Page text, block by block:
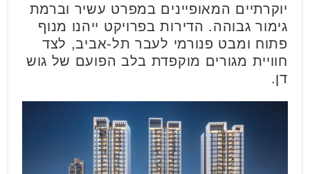
יוקרתיים המאופיינים במפרט עשיר וברמת
גימור גבוהה. הדירות בפרויקט ייהנו מנוף
פתוח ומבט פנורמי לעבר תל-אביב, לצד
חוויית מגורים מוקפדת בלב הפועם של גוש
דן.